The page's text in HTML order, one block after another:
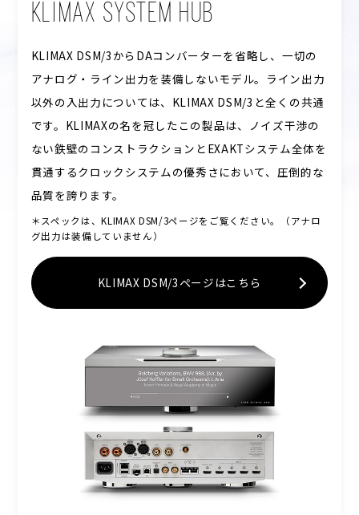
KLIMAX SYSTEM HUB
KLIMAX DSM/3からDAコンバーターを省略し、一切の
アナログ・ライン出力を装備しないモデル。ライン出力
以外の入出力については、KLIMAX DSM/3と全くの共通
です。KLIMAXの名を冠したこの製品は、ノイズ干渉の
ない鉄壁のコンストラクションとEXAKTシステム全体を
貫通するクロックシステムの優秀さにおいて、圧倒的な
品質を誇ります。
＊スペックは、KLIMAX DSM/3ページをご覧ください。（アナロ
グ出力は装備していません）
KLIMAX DSM/3ページはこちら